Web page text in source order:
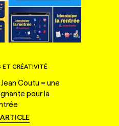
ET CRÉATIVITÉ
Coutu = une
pour la